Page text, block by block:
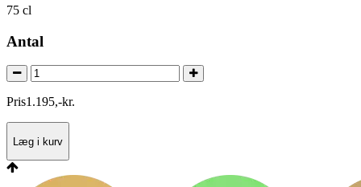
75 cl
Antal
Pris1.195,-kr.
Læg i kurv